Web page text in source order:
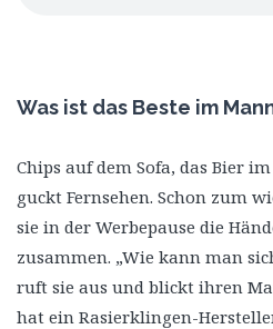
Was ist das Beste im
Chips auf dem Sofa, das Bier
guckt Fernsehen. Schon zum
sie in der Werbepause die
zusammen. „Wie kann man
ruft sie aus und blickt ihren
hat ein Rasierklingen-